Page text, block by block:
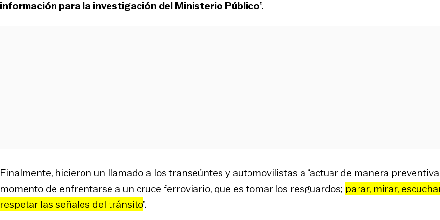
información para la investigación del Ministerio Público”.
Finalmente, hicieron un llamado a los transeúntes y automovilistas a “actuar de manera
momento de enfrentarse a un cruce ferroviario, que es tomar los resguardos; parar, mirar,
respetar las señales del tránsito”.